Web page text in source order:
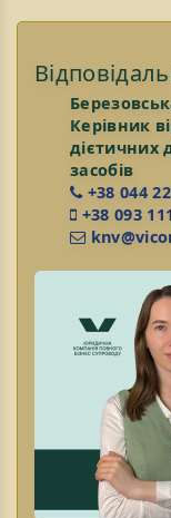
Керівник
дієтичних
засобів
+38 044
+38 093